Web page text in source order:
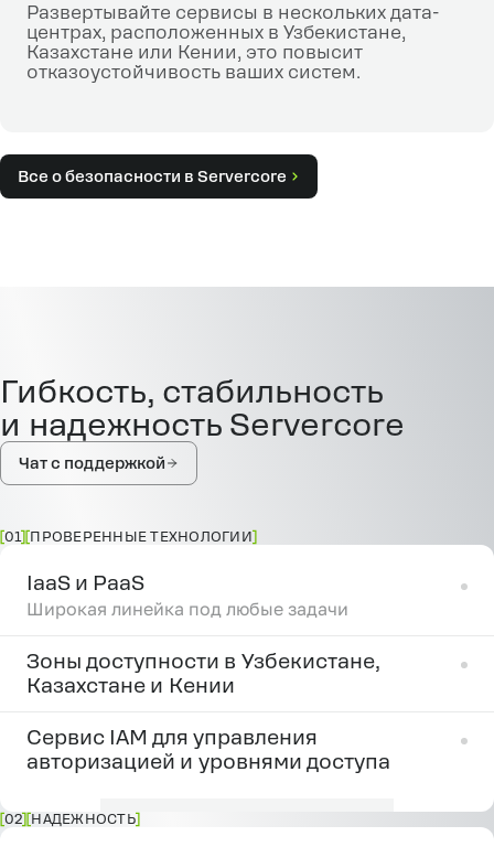
Развертывайте сервисы в нескольких дата-
центрах, расположенных в Узбекистане,
Казахстане или Кении, это повысит
отказоустойчивость ваших систем.
Все о безопасности в Servercore
Гибкость, стабильность
и надежность Servercore
Чат с поддержкой
01 ПРОВЕРЕННЫЕ ТЕХНОЛОГИИ
IaaS и PaaS
Широкая линейка под любые задачи
Зоны доступности в Узбекистане,
Казахстане и Кении
Сервис IAM для управления
авторизацией и уровнями доступа
02 НАДЕЖНОСТЬ